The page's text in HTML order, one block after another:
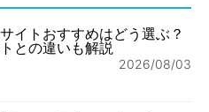
イトおすすめはどう選ぶ？
との違いも解説
2026/08/03